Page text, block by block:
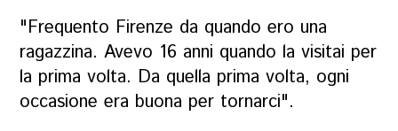
"Frequento Firenze da quando ero una
ragazzina. Avevo 16 anni quando la visitai per
la prima volta. Da quella prima volta, ogni
occasione era buona per tornarci".